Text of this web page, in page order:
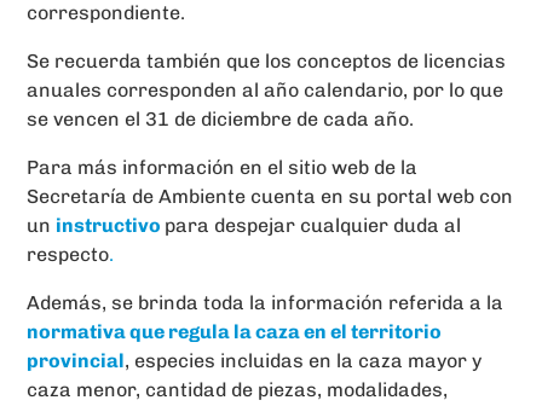
correspondiente.
Se recuerda también que los conceptos de licencias
anuales corresponden al año calendario, por lo que
se vencen el 31 de diciembre de cada año.
Para más información en el sitio web de la
Secretaría de Ambiente cuenta en su portal web con
un instructivo para despejar cualquier duda al
respecto.
Además, se brinda toda la información referida a la
normativa que regula la caza en el territorio
provincial, especies incluidas en la caza mayor y
caza menor, cantidad de piezas, modalidades,